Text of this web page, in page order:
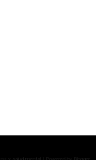
y salud mental | Powered by Blogger